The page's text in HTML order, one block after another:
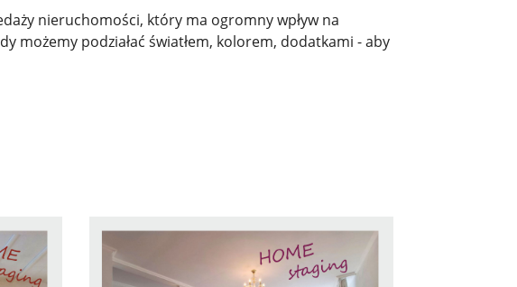
nieruchomości, który ma ogromny wpływ na
możemy podziałać światłem, kolorem, dodatkami - aby